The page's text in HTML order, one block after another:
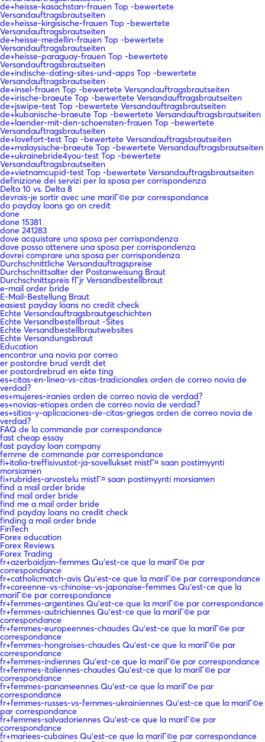
de+heisse-kasachstan-frauen Top -bewertete
Versandauftragsbrautseiten
de+heisse-kirgisische-frauen Top -bewertete
Versandauftragsbrautseiten
de+heisse-medellin-frauen Top -bewertete
Versandauftragsbrautseiten
de+heisse-paraguay-frauen Top -bewertete
Versandauftragsbrautseiten
de+indische-dating-sites-und-apps Top -bewertete
Versandauftragsbrautseiten
de+insel-frauen Top -bewertete Versandauftragsbrautseiten
de+irische-braeute Top -bewertete Versandauftragsbrautseiten
de+jswipe-test Top -bewertete Versandauftragsbrautseiten
de+kubanische-braeute Top -bewertete Versandauftragsbrautseiten
de+laender-mit-den-schoensten-frauen Top -bewertete
Versandauftragsbrautseiten
de+lovefort-test Top -bewertete Versandauftragsbrautseiten
de+malaysische-braeute Top -bewertete Versandauftragsbrautseiten
de+ukrainebride4you-test Top -bewertete
Versandauftragsbrautseiten
de+vietnamcupid-test Top -bewertete Versandauftragsbrautseiten
definizione dei servizi per la sposa per corrispondenza
Delta 10 vs. Delta 8
devrais-je sortir avec une mariГ©e par correspondance
do payday loans go on credit
done
done 15381
done 241283
dove acquistare una sposa per corrispondenza
dove posso ottenere una sposa per corrispondenza
dovrei comprare una sposa per corrispondenza
Durchschnittliche Versandauftragspreise
Durchschnittsalter der Postanweisung Braut
Durchschnittspreis fГјr Versandbestellbraut
e-mail order bride
E-Mail-Bestellung Braut
easiest payday loans no credit check
Echte Versandauftragsbrautgeschichten
Echte Versandbestellbraut -Sites
Echte Versandbestellbrautwebsites
Echte Versandungsbraut
Education
encontrar una novia por correo
er postordre brud verdt det
er postordrebrud en ekte ting
es+citas-en-linea-vs-citas-tradicionales orden de correo novia de
verdad?
es+mujeres-iranies orden de correo novia de verdad?
es+novias-etiopes orden de correo novia de verdad?
es+sitios-y-aplicaciones-de-citas-griegas orden de correo novia de
verdad?
FAQ de la commande par correspondance
fast cheap essay
fast payday loan company
femme de commande par correspondance
fi+italia-treffisivustot-ja-sovellukset mistГ¤ saan postimyynti
morsiamen
fi+rubrides-arvostelu mistГ¤ saan postimyynti morsiamen
find a mail order bride
find mail order bride
find me a mail order bride
find payday loans no credit check
finding a mail order bride
FinTech
Forex education
Forex Reviews
Forex Trading
fr+azerbaidjan-femmes Qu'est-ce que la mariГ©e par
correspondance
fr+catholicmatch-avis Qu'est-ce que la mariГ©e par correspondance
fr+coreenne-vs-chinoise-vs-japonaise-femmes Qu'est-ce que la
mariГ©e par correspondance
fr+femmes-argentines Qu'est-ce que la mariГ©e par correspondance
fr+femmes-autrichiennes Qu'est-ce que la mariГ©e par
correspondance
fr+femmes-europeennes-chaudes Qu'est-ce que la mariГ©e par
correspondance
fr+femmes-hongroises-chaudes Qu'est-ce que la mariГ©e par
correspondance
fr+femmes-indiennes Qu'est-ce que la mariГ©e par correspondance
fr+femmes-italiennes-chaudes Qu'est-ce que la mariГ©e par
correspondance
fr+femmes-panameennes Qu'est-ce que la mariГ©e par
correspondance
fr+femmes-russes-vs-femmes-ukrainiennes Qu'est-ce que la mariГ©e
par correspondance
fr+femmes-salvadoriennes Qu'est-ce que la mariГ©e par
correspondance
fr+mariees-cubaines Qu'est-ce que la mariГ©e par correspondance